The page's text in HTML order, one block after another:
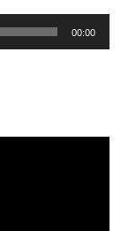
00:00